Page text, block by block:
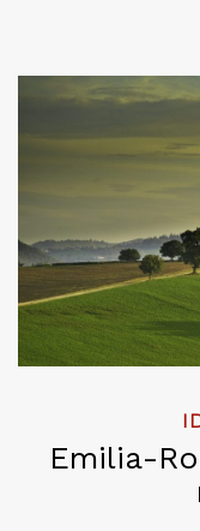
Emilia-